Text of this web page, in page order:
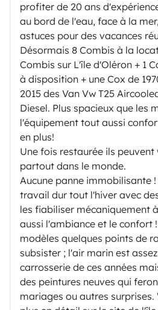
profiter de 20 ans
au bord de l'eau, face à la
astuces pour des vacances
Désormais 8 Combis à la
Combis sur L'île d'Oléron + 1
à disposition + une Cox de
2015 des Van Vw T25
Diesel. Plus spacieux que les
l'équipement tout aussi
en plus!
Une fois restaurée ils
partout dans le monde.
Aucune panne immobilisante
travail dur tout l'hiver avec
les fiabiliser mécaniquement
aussi l'ambiance et le confort
modèles quelques points de
subsister ; l'air marin est
carrosserie de ces années
des peintures neuves qui
mariages ou autres surprises.